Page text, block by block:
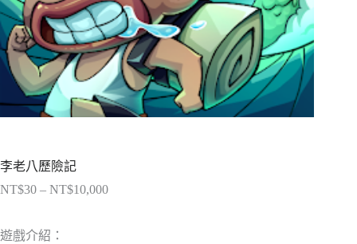
李老八歷險記
NT$30 – NT$10,000價
遊戲介紹：